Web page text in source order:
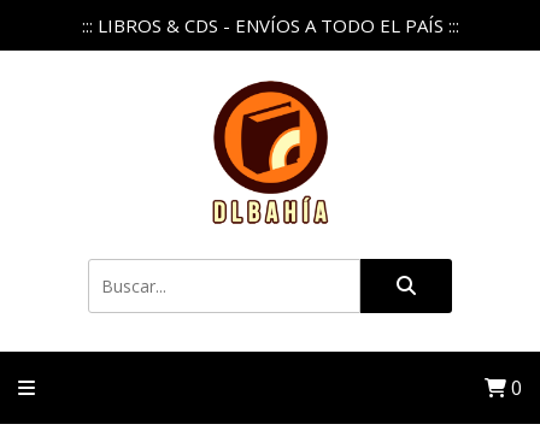
::: LIBROS & CDS - ENVÍOS A TODO EL PAÍS :::
0